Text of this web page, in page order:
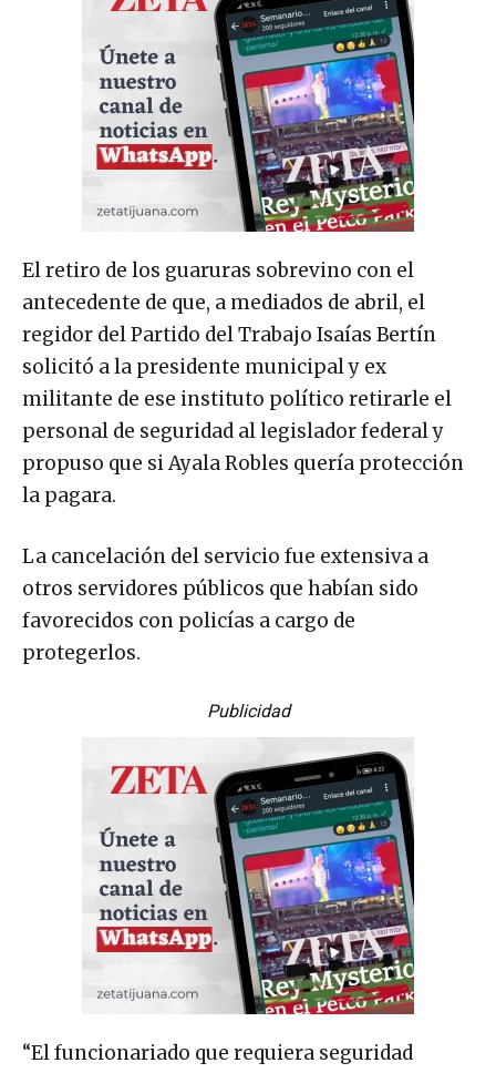
El retiro de los guaruras sobrevino con el
antecedente de que, a mediados de abril, el
regidor del Partido del Trabajo Isaías Bertín
solicitó a la presidente municipal y ex
militante de ese instituto político retirarle el
personal de seguridad al legislador federal y
propuso que si Ayala Robles quería protección
la pagara.
La cancelación del servicio fue extensiva a
otros servidores públicos que habían sido
favorecidos con policías a cargo de
protegerlos.
Publicidad
“El funcionariado que requiera seguridad